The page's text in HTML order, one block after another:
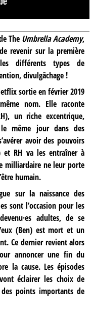
The Umbrella Academy,
revenir sur la première
différents types de
divulgâchage !
sortie en février 2019
nom. Elle raconte
un riche excentrique,
même jour dans des
avoir des pouvoirs
et RH va les entraîner à
milliardaire ne leur porte
humain.
sur la naissance des
sont l’occasion pour les
adultes, de se
(Ben) est mort et un
Ce dernier revient alors
annoncer une fin du
la cause. Les épisodes
éclairer les choix de
des points importants de